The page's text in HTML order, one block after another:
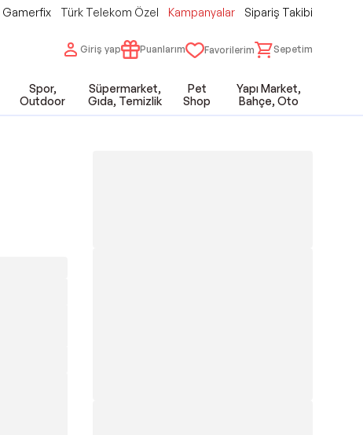
Gamerfix Türk Telekom Özel Kampanyalar Sipariş Takibi
Giriş yap Puanlarım Favorilerim Sepetim
Spor,
Outdoor
Süpermarket,
Gıda, Temizlik
Pet
Shop
Yapı Market,
Bahçe, Oto